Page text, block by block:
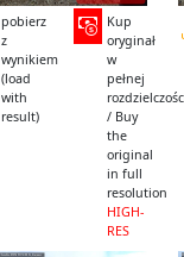
pobierz
z
wynikiem
(load
with
result)
Kup
oryginał
w
pełnej
/ Buy
the
original
in full
resolution
HIGH-
RES